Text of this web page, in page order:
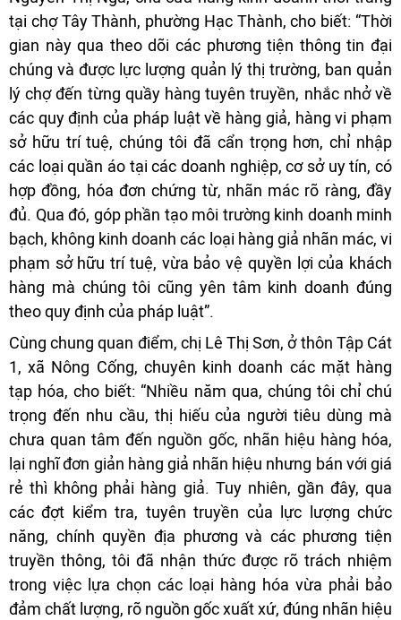
tại chợ Tây Thành, phường Hạc Thành, cho biết: “Thời
gian này qua theo dõi các phương tiện thông tin đại
chúng và được lực lượng quản lý thị trường, ban quản
lý chợ đến từng quầy hàng tuyên truyền, nhắc nhở về
các quy định của pháp luật về hàng giả, hàng vi phạm
sở hữu trí tuệ, chúng tôi đã cẩn trọng hơn, chỉ nhập
các loại quần áo tại các doanh nghiệp, cơ sở uy tín, có
hợp đồng, hóa đơn chứng từ, nhãn mác rõ ràng, đầy
đủ. Qua đó, góp phần tạo môi trường kinh doanh minh
bạch, không kinh doanh các loại hàng giả nhãn mác, vi
phạm sở hữu trí tuệ, vừa bảo vệ quyền lợi của khách
hàng mà chúng tôi cũng yên tâm kinh doanh đúng
theo quy định của pháp luật”.
Cùng chung quan điểm, chị Lê Thị Sơn, ở thôn Tập Cát
1, xã Nông Cống, chuyên kinh doanh các mặt hàng
tạp hóa, cho biết: “Nhiều năm qua, chúng tôi chỉ chú
trọng đến nhu cầu, thị hiếu của người tiêu dùng mà
chưa quan tâm đến nguồn gốc, nhãn hiệu hàng hóa,
lại nghĩ đơn giản hàng giả nhãn hiệu nhưng bán với giá
rẻ thì không phải hàng giả. Tuy nhiên, gần đây, qua
các đợt kiểm tra, tuyên truyền của lực lượng chức
năng, chính quyền địa phương và các phương tiện
truyền thông, tôi đã nhận thức được rõ trách nhiệm
trong việc lựa chọn các loại hàng hóa vừa phải bảo
đảm chất lượng, rõ nguồn gốc xuất xứ, đúng nhãn hiệu